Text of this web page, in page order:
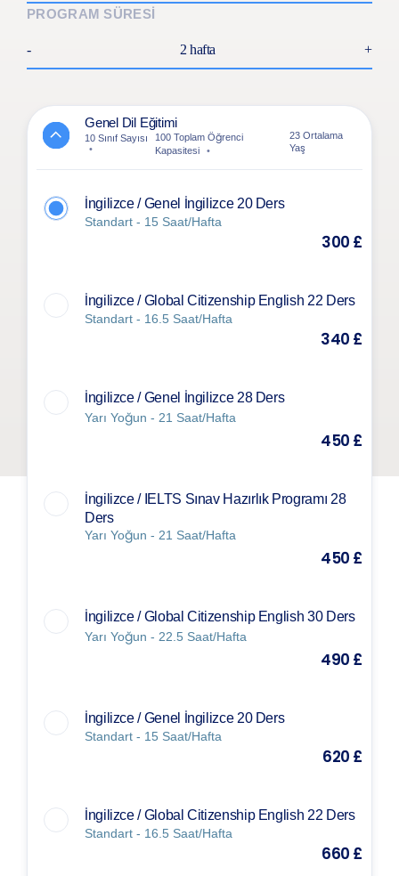
PROGRAM SÜRESİ
- 2 hafta +
Genel Dil Eğitimi
10 Sınıf Sayısı
100 Toplam Öğrenci
Kapasitesi
23 Ortalama
Yaş
İngilizce / Genel İngilizce 20 Ders
Standart - 15 Saat/Hafta
300 £
İngilizce / Global Citizenship English 22 Ders
Standart - 16.5 Saat/Hafta
340 £
İngilizce / Genel İngilizce 28 Ders
Yarı Yoğun - 21 Saat/Hafta
450 £
İngilizce / IELTS Sınav Hazırlık Programı 28
Ders
Yarı Yoğun - 21 Saat/Hafta
450 £
İngilizce / Global Citizenship English 30 Ders
Yarı Yoğun - 22.5 Saat/Hafta
490 £
İngilizce / Genel İngilizce 20 Ders
Standart - 15 Saat/Hafta
620 £
İngilizce / Global Citizenship English 22 Ders
Standart - 16.5 Saat/Hafta
660 £